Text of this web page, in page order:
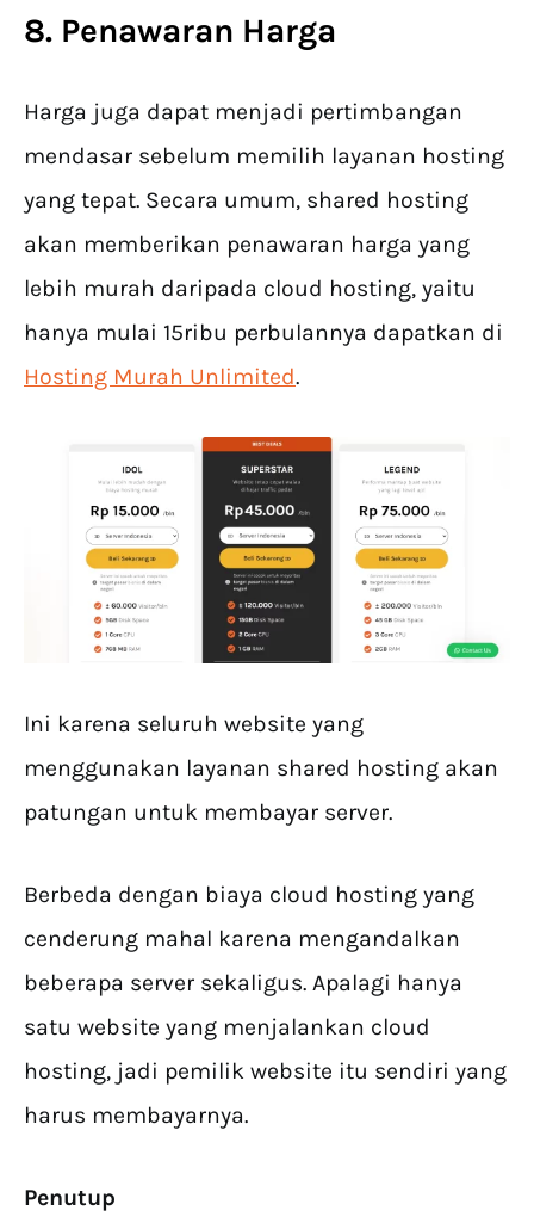
8. Penawaran Harga
Harga juga dapat menjadi pertimbangan
mendasar sebelum memilih layanan hosting
yang tepat. Secara umum, shared hosting
akan memberikan penawaran harga yang
lebih murah daripada cloud hosting, yaitu
hanya mulai 15ribu perbulannya dapatkan di
Hosting Murah Unlimited.
Ini karena seluruh website yang
menggunakan layanan shared hosting akan
patungan untuk membayar server.
Berbeda dengan biaya cloud hosting yang
cenderung mahal karena mengandalkan
beberapa server sekaligus. Apalagi hanya
satu website yang menjalankan cloud
hosting, jadi pemilik website itu sendiri yang
harus membayarnya.
Penutup